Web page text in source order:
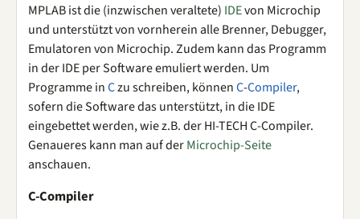
MPLAB ist die (inzwischen veraltete) IDEvon Microchip
und unterstützt von vornherein alle Brenner, Debugger,
Emulatoren von Microchip. Zudem kann das Programm
in der IDE per Software emuliert werden. Um
Programme inCzu schreiben, könnenC-Compiler,
sofern die Software das unterstützt, in die IDE
eingebettet werden, wie z.B. der HI-TECH C-Compiler.
Genaueres kann man auf derMicrochip-Seite
anschauen.
C-Compiler